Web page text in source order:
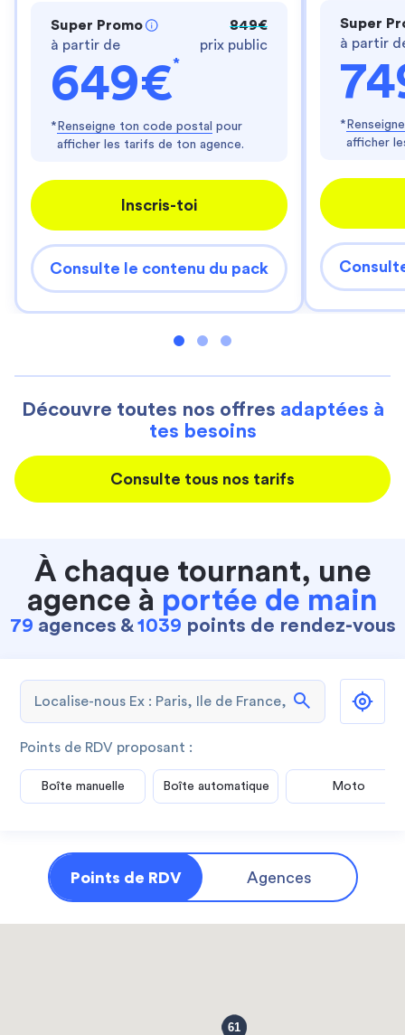
Super Promo
à partir de
649€*
849€
prix public
* Renseigne ton code postal pour
afficher les tarifs de ton agence.
Inscris-toi
Consulte le contenu du pack
Super
à partir
*
afficher
Découvre toutes nos offres adaptées à
tes besoins
Consulte tous nos tarifs
À chaque tournant, une
agence à portée de main
79 agences &1039 points de rendez-vous
search
Points de RDV proposant :
Boîte manuelle Boîte automatique Moto
Points de RDV Agences
61